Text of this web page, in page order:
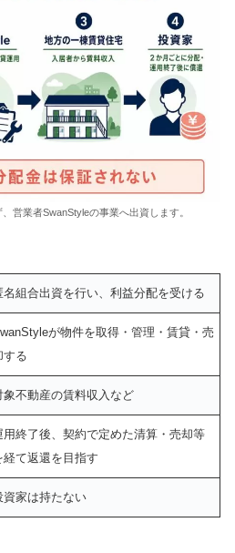
営業者SwanStyleの事業へ出資します。
名組合出資を行い、利益分配を受ける
が物件を取得・管理・賃貸・売
する
象不動産の賃料収入など
用終了後、契約で定めた清算・売却等
経て返還を目指す
資家は持たない